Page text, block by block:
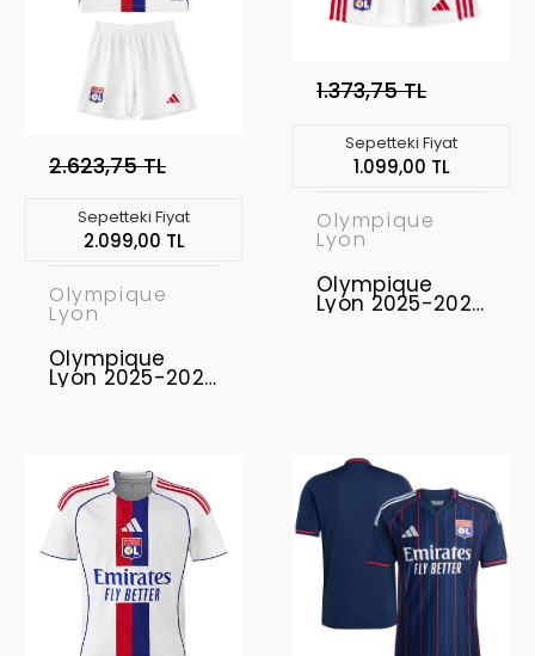
2.623,75 TL
Sepetteki Fiyat
2.099,00 TL
Olympique
Lyon
Olympique
Lyon 2025-2026
Çocuk Forma &
1.373,75 TL
Sepetteki Fiyat
1.099,00 TL
Olympique
Lyon
Olympique
Lyon 2025-2026
Şort Home